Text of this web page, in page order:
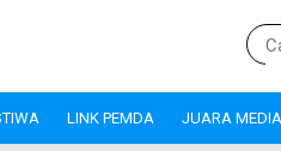
LINK PEMDA JUARA